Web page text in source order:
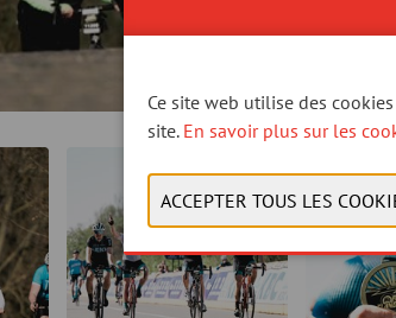
Ce site web utilise des
site. En savoir plus sur les